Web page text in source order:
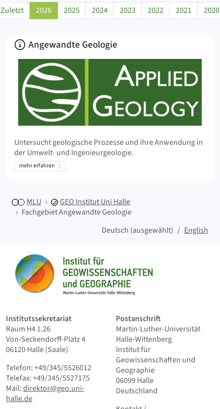
Zuletzt 2026 2025 2024 2023 2022 2021 2020
Über
Angewandte Geologie
Untersucht geologische Prozesse und ihre Anwendung in
der Umwelt- und Ingenieurgeologie.
mehr erfahren
MLU GEO Institut Uni Halle
Fachgebiet Angewandte Geologie
Deutsch (ausgewählt)
English
Startseite
Institutssekretariat
Raum H4 1.26
Von-Seckendorff-Platz 4
06120 Halle (Saale)
Telefon: +49/345/5526012
Telefax: +49/345/5527175
Mail:direktor@geo.uni-
halle.de
Postanschrift
Martin-Luther-Universität
Halle-Wittenberg
Institut für
Geowissenschaften und
Geographie
06099 Halle
Deutschland